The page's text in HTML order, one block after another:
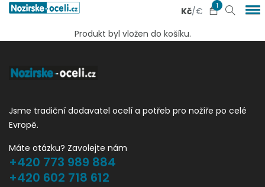
Kč/€ 1
Produkt byl vložen do košíku.
Jsme tradiční dodavatel ocelí a potřeb pro nožíře po celé
Evropě.
Máte otázku? Zavolejte nám
+420 773 989 884
+420 602 718 612